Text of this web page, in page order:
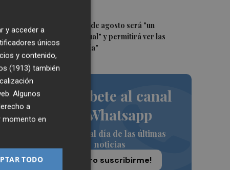
5 El eclipse del 12 de agosto será "un
espectáculo visual" y permitirá ver las
perseidas "de día"
Suscríbete al canal
de Whatsapp
Siempre al día de las últimas
noticias
¡Quiero suscribirme!
y acceder a
únicos
y contenido,
(1913) también
Algunos
a
momento en
TODO